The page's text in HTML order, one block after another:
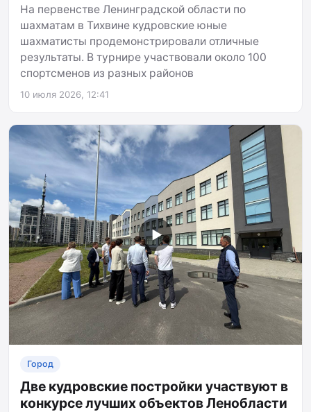
На первенстве Ленинградской области по
шахматам в Тихвине кудровские юные
шахматисты продемонстрировали отличные
результаты. В турнире участвовали около 100
спортсменов из разных районов
10 июля 2026, 12:41
▶
Город
Две кудровские постройки участвуют в
конкурсе лучших объектов Ленобласти